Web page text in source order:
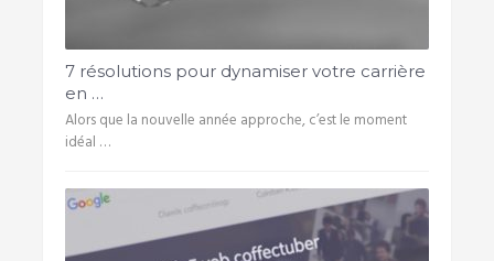
7 résolutions pour dynamiser votre carrière
en …
Alors que la nouvelle année approche, c’est le moment
idéal …